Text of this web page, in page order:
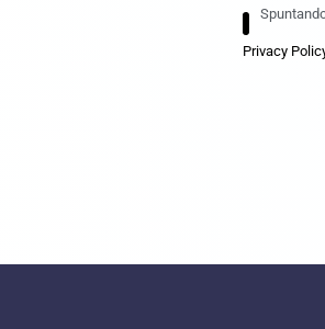
Privacy